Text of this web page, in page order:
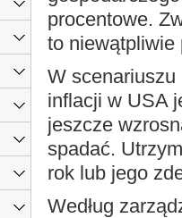
procentowe.
to niewątpliwie
W scenariuszu
inflacji w USA
jeszcze
spadać.
rok lub jego
Według